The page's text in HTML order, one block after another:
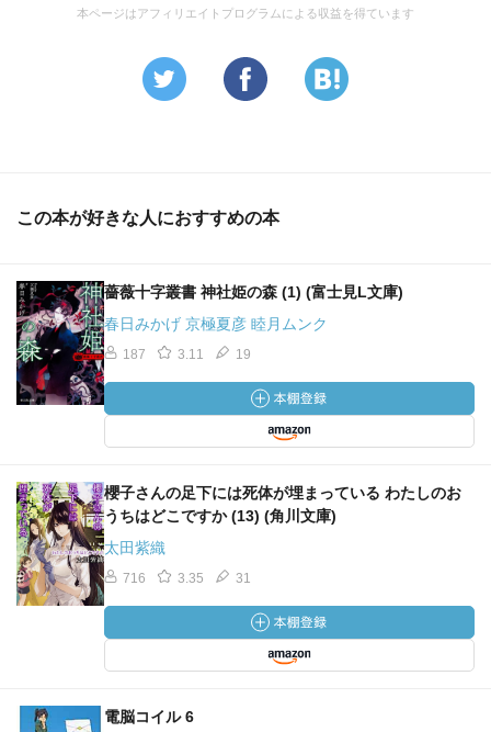
本ページはアフィリエイトプログラムによる収益を得ています
この本が好きな人におすすめの本
薔薇十字叢書 神社姫の森 (1) (富士見L文庫)
春日みかげ 京極夏彦 睦月ムンク
187 3.11 19
櫻子さんの足下には死体が埋まっている わたしのお
うちはどこですか (13) (角川文庫)
太田紫織
716 3.35 31
電脳コイル 6